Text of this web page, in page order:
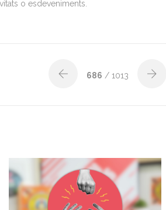
o esdeveniments.
686 / 1013